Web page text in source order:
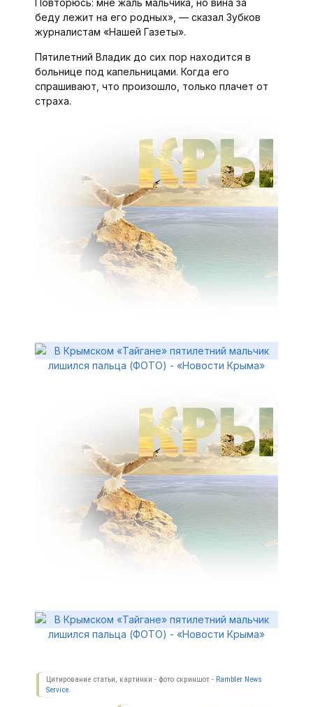
Повторюсь: мне жаль мальчика, но вина за
беду лежит на его родных», — сказал Зубков
журналистам «Нашей Газеты».
Пятилетний Владик до сих пор находится в
больнице под капельницами. Когда его
спрашивают, что произошло, только плачет от
страха.
Цитирование статьи, картинки - фото скриншот - Rambler News
Service.